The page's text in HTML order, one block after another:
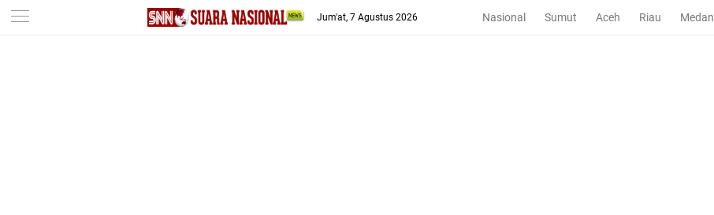
-->
Jum'at, 7 Agustus 2026 Nasional Sumut Aceh Riau Medan